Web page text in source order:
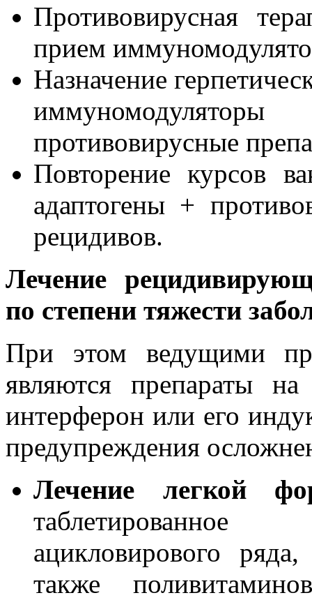
Противовирусная
прием
Назначение
противовирусные
Повторение курсов
адаптогены +
рецидивов.
Лечение
по степени тяжести
При этом ведущими
являются препараты
интерферон или его
предупреждения
Лечение легкой
ацикловирового
также